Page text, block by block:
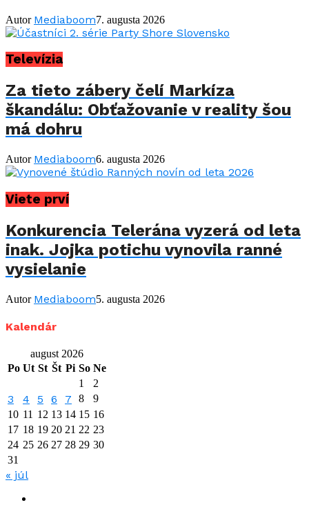
Autor Mediaboom7. augusta 2026
Televízia
Za tieto zábery čelí Markíza
škandálu: Obťažovanie v reality šou
má dohru
Autor Mediaboom6. augusta 2026
Viete prví
Konkurencia Telerána vyzerá od leta
inak. Jojka potichu vynovila ranné
vysielanie
Autor Mediaboom5. augusta 2026
Kalendár
august 2026
Po Ut St Št Pi So Ne
1
2
3 4 5 6 7 8
9
10 11 12 13 14 15 16
17 18 19 20 21 22 23
24 25 26 27 28 29 30
31
« júl